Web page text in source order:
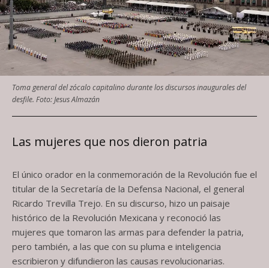
Toma general del zócalo capitalino durante los discursos inaugurales del
desfile. Foto: Jesus Almazán
Las mujeres que nos dieron patria
El único orador en la conmemoración de la Revolución fue el
titular de la Secretaría de la Defensa Nacional, el general
Ricardo Trevilla Trejo. En su discurso, hizo un paisaje
histórico de la Revolución Mexicana y reconoció las
mujeres que tomaron las armas para defender la patria,
pero también, a las que con su pluma e inteligencia
escribieron y difundieron las causas revolucionarias.